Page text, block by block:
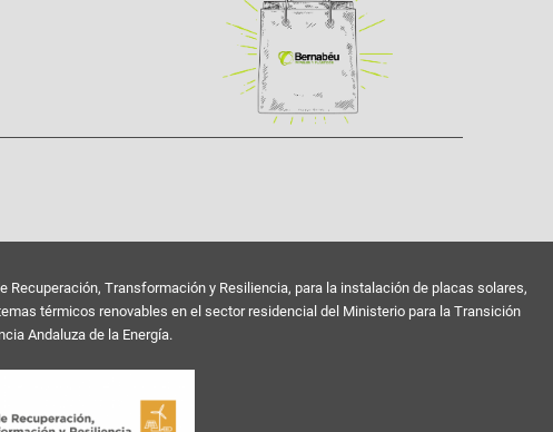
Recuperación, Transformación y Resiliencia, para la instalación de placas solares,
térmicos renovables en el sector residencial del Ministerio para la Transición
Andaluza de la Energía.